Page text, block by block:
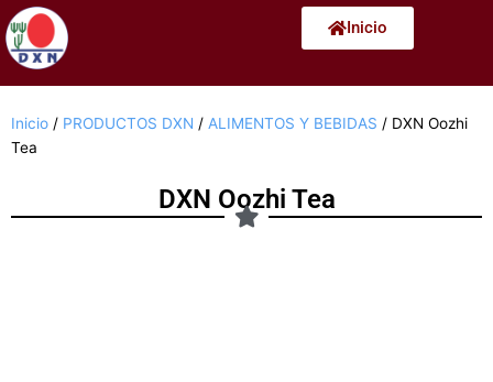
al
contenido
Inicio
Inicio / PRODUCTOS DXN / ALIMENTOS Y BEBIDAS / DXN Oozhi
Tea
DXN Oozhi Tea